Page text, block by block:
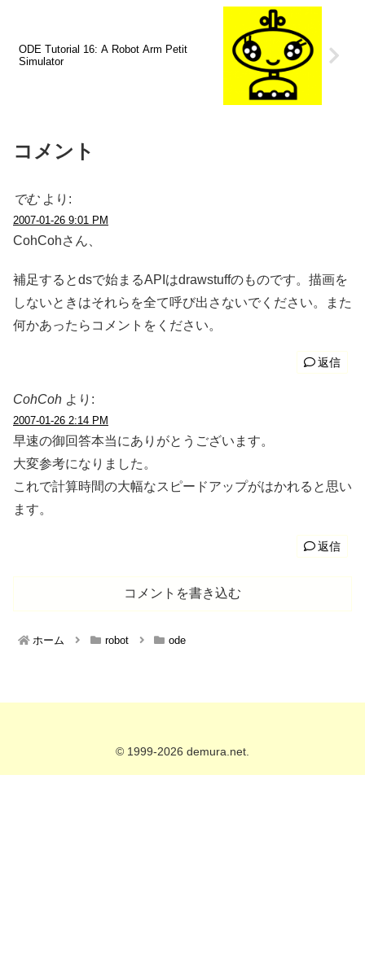
ODE Tutorial 16: A Robot Arm Petit
Simulator
コメント
でむ より:
2007-01-26 9:01 PM
CohCohさん、
補足するとdsで始まるAPIはdrawstuffのものです。描画を
しないときはそれらを全て呼び出さないでください。また
何かあったらコメントをください。
返信
CohCoh より:
2007-01-26 2:14 PM
早速の御回答本当にありがとうございます。
大変参考になりました。
これで計算時間の大幅なスピードアップがはかれると思い
ます。
返信
コメントを書き込む
ホーム robot ode
© 1999-2026 demura.net.